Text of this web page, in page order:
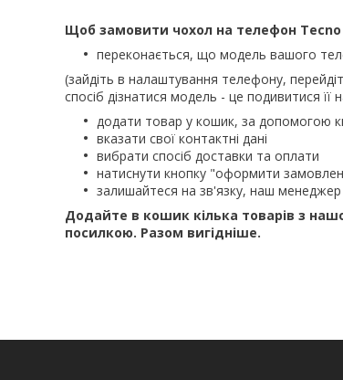
Щоб замовити чохол на телефон Tecno
переконається, що модель вашого
(зайдіть в налаштування телефону,
спосіб дізнатися модель - це подивитися її
додати товар у кошик, за допомогою
вказати свої контактні дані
вибрати спосіб доставки та оплати
натиснути кнопку "оформити
залишайтеся на зв'язку, наш
Додайте в кошик кілька товарів з
посилкою. Разом вигідніше.